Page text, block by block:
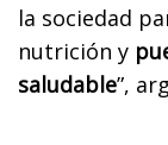
la sociedad
nutrición y
saludable”,